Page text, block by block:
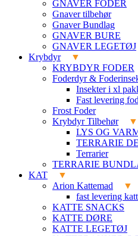
GNAVER FODER
Gnaver tilbehør
Gnaver Bundlag
GNAVER BURE
GNAVER LEGETØJ
Krybdyr
KRYBDYR FODER
Foderdyr &
Insekter i xl
Fast levering
Frost Foder
Krybdyr Tilbehør
LYS OG
TERRARIE
Terrarier
TERRARIE
KAT
Arion Kattemad
fast levering
KATTE SNACKS
KATTE DØRE
KATTE LEGETØJ